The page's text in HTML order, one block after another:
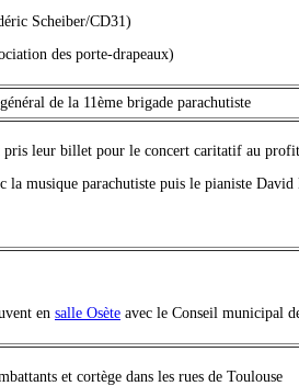
Scheiber/CD31)
des porte-drapeaux)
de la 11ème brigade parachutiste
pris leur billet pour le concert caritatif au
la musique parachutiste puis le pianiste
en salle Osète avec le Conseil municipal
et cortège dans les rues de Toulouse